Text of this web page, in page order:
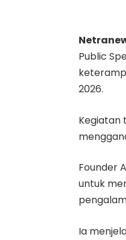
Public
2026.
Kegiatan
Founder
untuk
Ia